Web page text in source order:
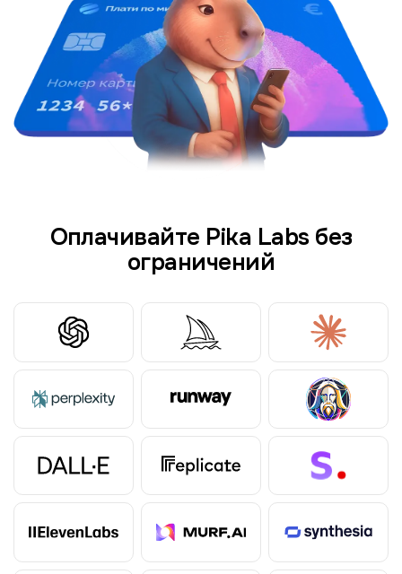
Оплачивайте Pika Labs без
ограничений